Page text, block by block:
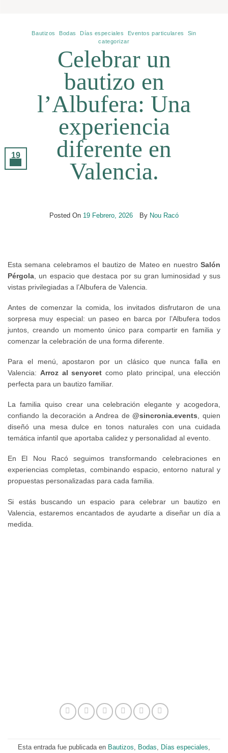
Bautizos Bodas Días especiales Eventos particulares
Sin
categorizar
Celebrar un
bautizo en
l’Albufera: Una
experiencia
diferente en
Valencia.
Posted On 19 Febrero, 2026 By Nou Racó
19
Esta semana celebramos el bautizo de Mateo en nuestro Salón
Pérgola , un espacio que destaca por su gran luminosidad y sus
vistas privilegiadas a l’Albufera de Valencia.
Antes de comenzar la comida, los invitados disfrutaron de una
sorpresa muy especial: un paseo en barca por l’Albufera todos
juntos, creando un momento único para compartir en familia y
comenzar la celebración de una forma diferente.
Para el menú, apostaron por un clásico que nunca falla en
Valencia: Arroz al senyoret como plato principal, una elección
perfecta para un bautizo familiar.
La familia quiso crear una celebración elegante y acogedora,
confiando la decoración a Andrea de@sincronia.events , quien
diseñó una mesa dulce en tonos naturales con una cuidada
temática infantil que aportaba calidez y personalidad al evento.
En El Nou Racó seguimos transformando celebraciones en
experiencias completas, combinando espacio, entorno natural y
propuestas personalizadas para cada familia.
Si estás buscando un espacio para celebrar un bautizo en
Valencia, estaremos encantados de ayudarte a diseñar un día a
medida.
Esta entrada fue publicada en Bautizos, Bodas, Días especiales,